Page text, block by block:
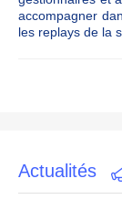
accompagner
les replays de la
Actualités